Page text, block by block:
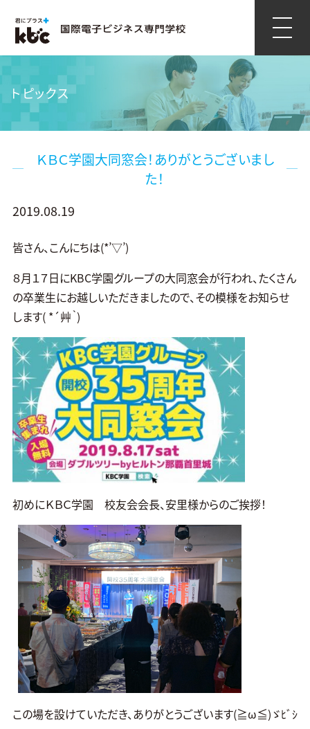
トピックス
ＫＢＣ学園大同窓会！ありがとうございまし
た！
2019.08.19
皆さん、こんにちは(*’▽’)
８月１７日にKBC学園グループの大同窓会が行われ、たくさん
の卒業生にお越しいただきましたので、その模様をお知らせ
します( *´艸｀)
初めにＫＢＣ学園 校友会会長、安里様からのご挨拶！
この場を設けていただき、ありがとうございます(≧ω≦)ゞﾋﾞｼ